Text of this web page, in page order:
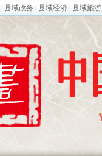
县域政务 县域经济 县域旅游